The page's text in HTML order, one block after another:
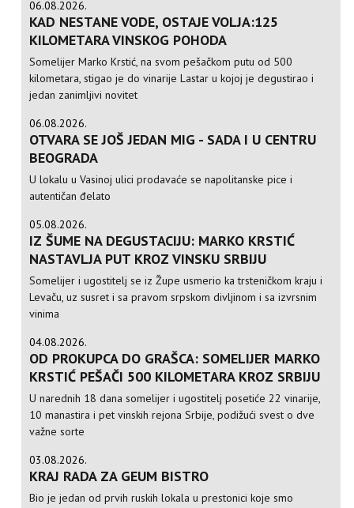
06.08.2026.
KAD NESTANE VODE, OSTAJE VOLJA:125
KILOMETARA VINSKOG POHODA
Somelijer Marko Krstić, na svom pešačkom putu od 500
kilometara, stigao je do vinarije Lastar u kojoj je degustirao i
jedan zanimljivi novitet
06.08.2026.
OTVARA SE JOŠ JEDAN MIG - SADA I U CENTRU
BEOGRADA
U lokalu u Vasinoj ulici prodavaće se napolitanske pice i
autentičan đelato
05.08.2026.
IZ ŠUME NA DEGUSTACIJU: MARKO KRSTIĆ
NASTAVLJA PUT KROZ VINSKU SRBIJU
Somelijer i ugostitelj se iz Župe usmerio ka trsteničkom kraju i
Levaču, uz susret i sa pravom srpskom divljinom i sa izvrsnim
vinima
04.08.2026.
OD PROKUPCA DO GRAŠCA: SOMELIJER MARKO
KRSTIĆ PEŠAČI 500 KILOMETARA KROZ SRBIJU
U narednih 18 dana somelijer i ugostitelj posetiće 22 vinarije,
10 manastira i pet vinskih rejona Srbije, podižući svest o dve
važne sorte
03.08.2026.
KRAJ RADA ZA GEUM BISTRO
Bio je jedan od prvih ruskih lokala u prestonici koje smo